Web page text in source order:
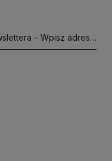
– Wpisz adres e-